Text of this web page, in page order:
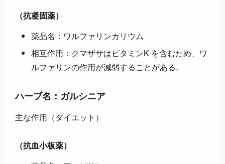
（抗凝固薬）
薬品名：ワルファリンカリウム
相互作用：クマザサはビタミンK を含むため、ワ
ルファリンの作用が減弱することがある。
ハーブ名：ガルシニア
主な作用（ダイエット）
（抗血小板薬）